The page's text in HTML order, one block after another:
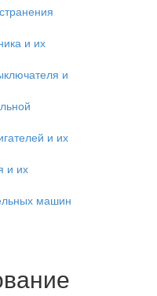
и их
и
и их
и их
машин